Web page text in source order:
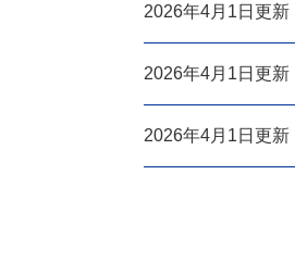
2026年4月1日更新
2026年4月1日更新
2026年4月1日更新